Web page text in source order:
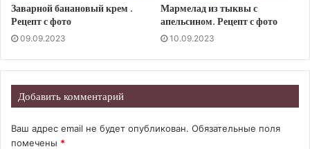
Заварной банановый крем .
Рецепт с фото
09.09.2023
Мармелад из тыквы с
апельсином. Рецепт с фото
10.09.2023
Добавить комментарий
Ваш адрес email не будет опубликован. Обязательные поля
помечены *